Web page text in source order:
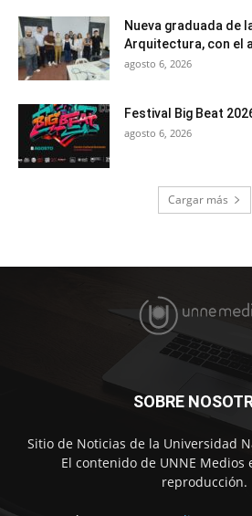
Nueva graduada de
Arquitectura, con el
agosto 6, 2026
Festival Big Beat
agosto 6, 2026
Cargar más
SOBRE
Sitio de Noticias de la Universidad
El contenido de UNNE Medios
reproducción.